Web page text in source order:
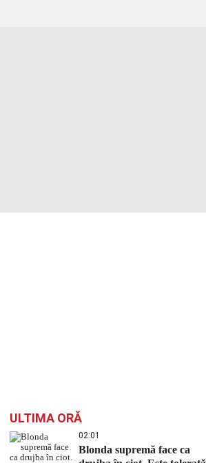
ULTIMA ORĂ
02:01
Blonda supremă face ca